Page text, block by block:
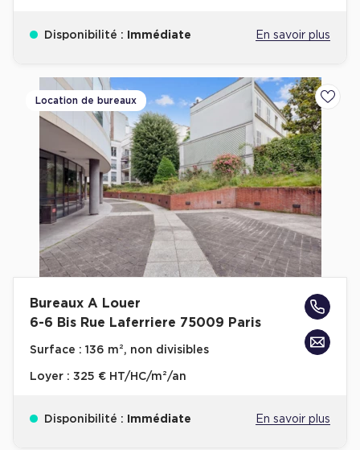
Disponibilité : Immédiate En savoir plus
Location de bureaux
Bureaux A Louer
6-6 Bis Rue Laferriere 75009 Paris
Surface : 136 m², non divisibles
Loyer : 325 € HT/HC/m²/an
Disponibilité : Immédiate En savoir plus